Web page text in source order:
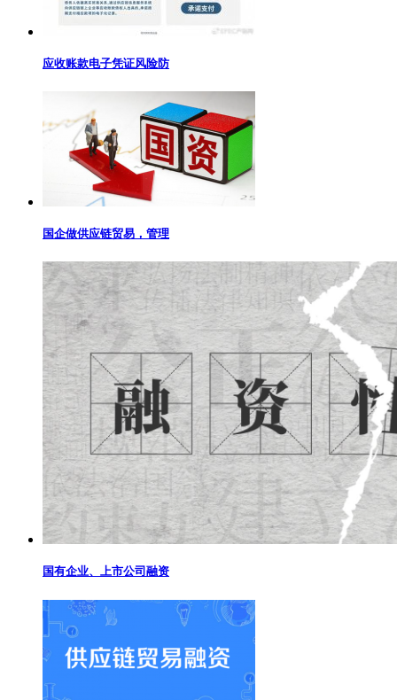
应收账款电子凭证风险防
国企做供应链贸易，管理
国有企业、上市公司融资